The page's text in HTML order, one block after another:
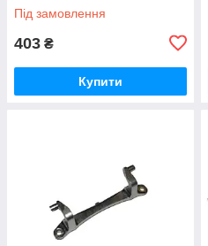
Під замовлення
403 ₴
Купити